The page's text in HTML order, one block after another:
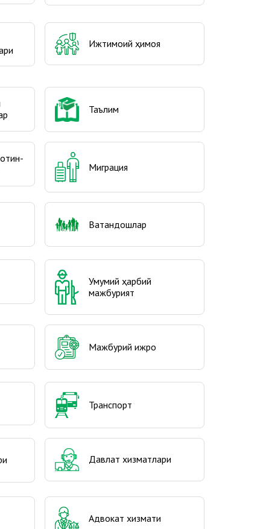
Ижтимоий ҳимоя
Таълим
Миграция
Ватандошлар
Умумий ҳарбий
мажбурият
Мажбурий ижро
Транспорт
Давлат хизматлари
Адвокат хизмати